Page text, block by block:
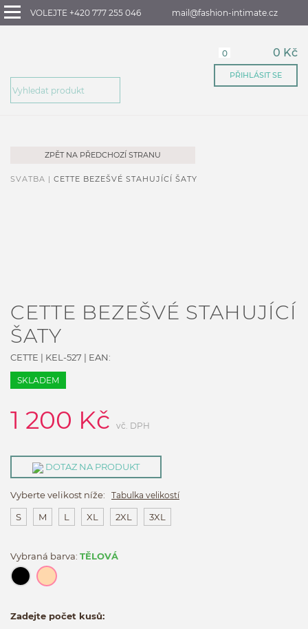
VOLEJTE +420 777 255 046 mail@fashion-intimate.cz
0 0 Kč
PŘIHLÁSIT SE
ZPĚT NA PŘEDCHOZÍ STRANU
SVATBA | CETTE BEZEŠVÉ STAHUJÍCÍ ŠATY
CETTE BEZEŠVÉ STAHUJÍCÍ
ŠATY
CETTE | KEL-527 | EAN:
SKLADEM
1 200 Kč vč. DPH
DOTAZ NA PRODUKT
Vyberte velikost níže: Tabulka velikostí
S M L XL 2XL 3XL
Vybraná barva: TĚLOVÁ
Zadejte počet kusů: